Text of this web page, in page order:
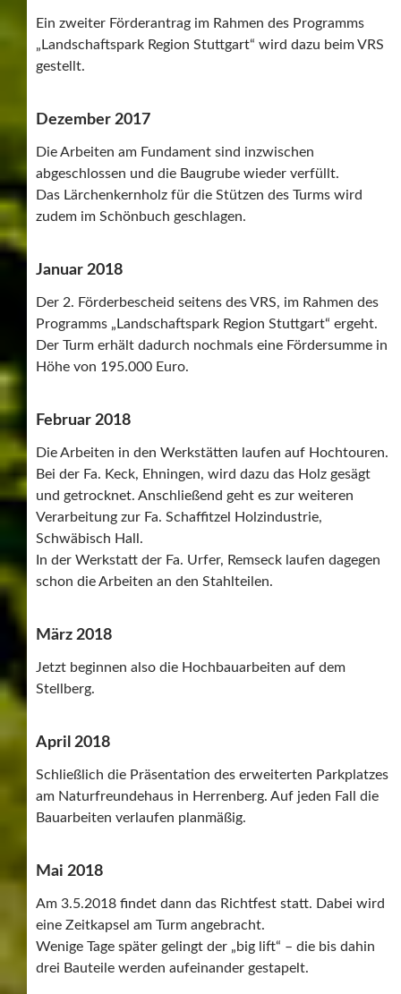
Ein zweiter Förderantrag im Rahmen des Programms
„Landschaftspark Region Stuttgart“ wird dazu beim VRS
gestellt.
Dezember 2017
Die Arbeiten am Fundament sind inzwischen
abgeschlossen und die Baugrube wieder verfüllt.
Das Lärchenkernholz für die Stützen des Turms wird
zudem im Schönbuch geschlagen.
Januar 2018
Der 2. Förderbescheid seitens des VRS, im Rahmen des
Programms „Landschaftspark Region Stuttgart“ ergeht.
Der Turm erhält dadurch nochmals eine Fördersumme in
Höhe von 195.000 Euro.
Februar 2018
Die Arbeiten in den Werkstätten laufen auf Hochtouren.
Bei der Fa. Keck, Ehningen, wird dazu das Holz gesägt
und getrocknet. Anschließend geht es zur weiteren
Verarbeitung zur Fa. Schaffitzel Holzindustrie,
Schwäbisch Hall.
In der Werkstatt der Fa. Urfer, Remseck laufen dagegen
schon die Arbeiten an den Stahlteilen.
März 2018
Jetzt beginnen also die Hochbauarbeiten auf dem
Stellberg.
April 2018
Schließlich die Präsentation des erweiterten Parkplatzes
am Naturfreundehaus in Herrenberg. Auf jeden Fall die
Bauarbeiten verlaufen planmäßig.
Mai 2018
Am 3.5.2018 findet dann das Richtfest statt. Dabei wird
eine Zeitkapsel am Turm angebracht.
Wenige Tage später gelingt der „big lift“ – die bis dahin
drei Bauteile werden aufeinander gestapelt.